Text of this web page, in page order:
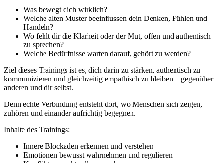
Was bewegt dich wirklich?
Welche alten Muster beeinflussen dein Denken, Fühlen und
Handeln?
Wo fehlt dir die Klarheit oder der Mut, offen und authentisch
zu sprechen?
Welche Bedürfnisse warten darauf, gehört zu werden?
Ziel dieses Trainings ist es, dich darin zu stärken, authentisch zu
kommunizieren und gleichzeitig empathisch zu bleiben – gegenüber
anderen und dir selbst.
Denn echte Verbindung entsteht dort, wo Menschen sich zeigen,
zuhören und einander aufrichtig begegnen.
Inhalte des Trainings:
Innere Blockaden erkennen und verstehen
Emotionen bewusst wahrnehmen und regulieren